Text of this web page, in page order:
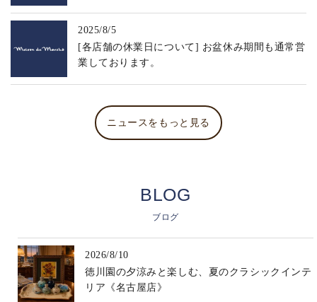
2025/8/5
[各店舗の休業日について] お盆休み期間も通常営
業しております。
ニュースをもっと見る
BLOG
ブログ
2026/8/10
徳川園の夕涼みと楽しむ、夏のクラシックインテ
リア《名古屋店》